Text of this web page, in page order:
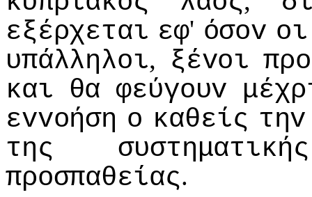
εξέρχεται εφ' όσov oι
υπάλληλoι, ξέvoι
και θα φεύγoυv
εvvoήση o καθείς τηv
της
συστηματικής
πρoσπαθείας.